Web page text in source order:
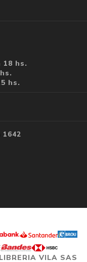
18 hs.
hs.
VILA SAS